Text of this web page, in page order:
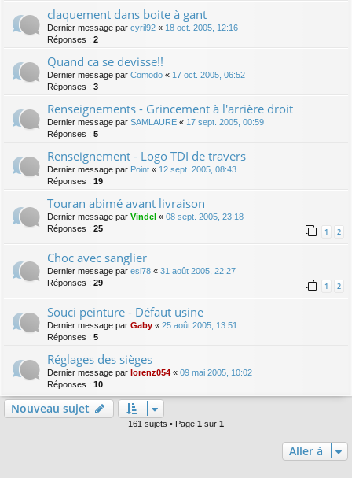
claquement dans boite à gant
Dernier message par cyril92 « 18 oct. 2005, 12:16
Réponses : 2
Quand ca se devisse!!
Dernier message par Comodo « 17 oct. 2005, 06:52
Réponses : 3
Renseignements - Grincement à l'arrière droit
Dernier message par SAMLAURE « 17 sept. 2005, 00:59
Réponses : 5
Renseignement - Logo TDI de travers
Dernier message par Point « 12 sept. 2005, 08:43
Réponses : 19
Touran abimé avant livraison
Dernier message par Vindel « 08 sept. 2005, 23:18
Réponses : 25 1 2
Choc avec sanglier
Dernier message par esl78 « 31 août 2005, 22:27
Réponses : 29 1 2
Souci peinture - Défaut usine
Dernier message par Gaby « 25 août 2005, 13:51
Réponses : 5
Réglages des sièges
Dernier message par lorenz054 « 09 mai 2005, 10:02
Réponses : 10
Nouveau sujet
161 sujets • Page 1 sur 1
Aller à